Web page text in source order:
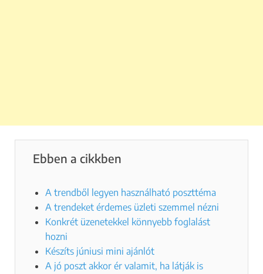
Ebben a cikkben
A trendből legyen használható poszttéma
A trendeket érdemes üzleti szemmel nézni
Konkrét üzenetekkel könnyebb foglalást
hozni
Készíts júniusi mini ajánlót
A jó poszt akkor ér valamit, ha látják is